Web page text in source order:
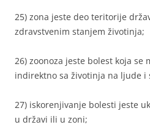
25) zona jeste deo teritorije
zdravstvenim stanjem životinja;
26) zoonoza jeste bolest koja
indirektno sa životinja na ljude i
27) iskorenjivanje bolesti jeste
u državi ili u zoni;